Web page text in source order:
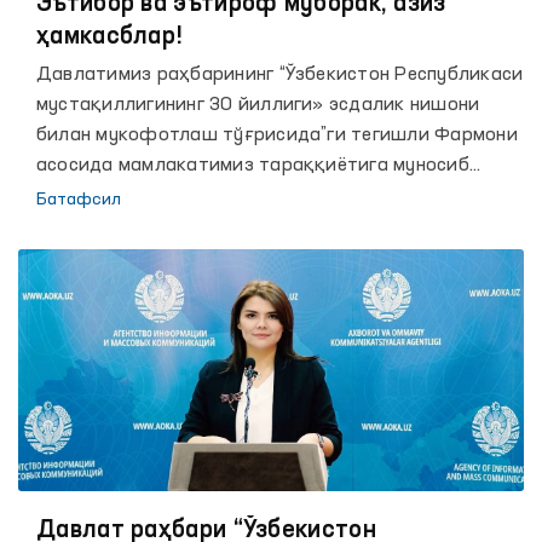
Эътибор ва эътироф муборак, азиз
ҳамкасблар!
Давлатимиз раҳбарининг “Ўзбекистон Республикаси
мустақиллигининг 30 йиллиги» эсдалик нишони
билан мукофотлаш тўғрисида”ги тегишли Фармони
асосида мамлакатимиз тараққиётига муносиб
ҳисса қўшган, халқимиз фаравонлигини таъминлаш,
тарбиялашдаги алоҳида фидойилик кўрсатаётган
бир гуруҳ юртдошларимиз “Ўзбекистон
Республикаси мустақиллигининг 30 йиллиги”
эсдалик нишони билан мукофотланди.
Батафсил
Давлат раҳбари “Ўзбекистон